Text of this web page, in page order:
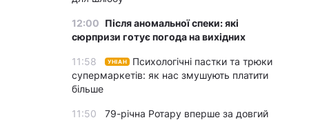
12:00 Після аномальної спеки: які
сюрпризи готує погода на вихідних
11:58 УНІАН
Психологічні пастки та трюки
супермаркетів: як нас змушують платити
більше
11:50
79-річна Ротару вперше за довгий